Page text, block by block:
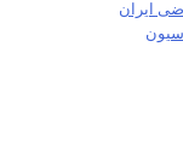
ایران